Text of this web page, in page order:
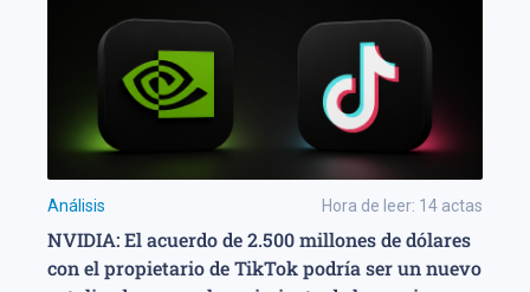
Análisis Hora de leer: 14 actas
NVIDIA: El acuerdo de 2.500 millones de dólares
con el propietario de TikTok podría ser un nuevo